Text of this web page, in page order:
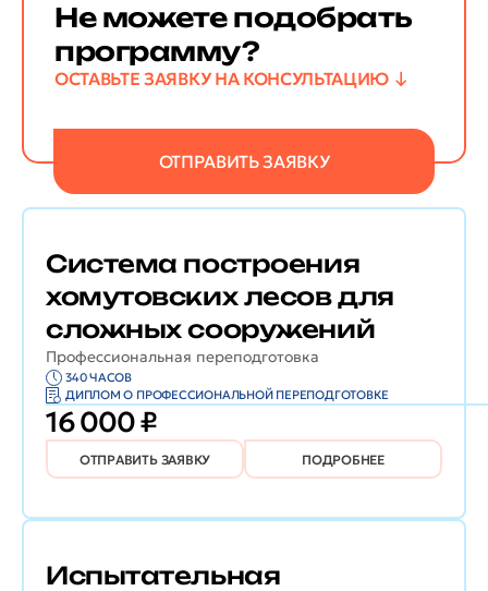
Не можете подобрать
программу?
ОСТАВЬТЕ ЗАЯВКУ НА КОНСУЛЬТАЦИЮ
ОТПРАВИТЬ ЗАЯВКУ
Профессиональная переподготовка
Система построения
хомутовских лесов для
сложных сооружений
340 ЧАСОВ
ДИПЛОМ О ПРОФЕССИОНАЛЬНОЙ ПЕРЕПОДГОТОВКЕ
16 000 ₽
ОТПРАВИТЬ ЗАЯВКУ ПОДРОБНЕЕ
Испытательная